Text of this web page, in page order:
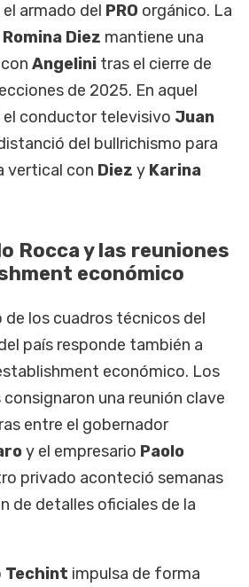
armado del PRO orgánico. La
Romina Diez mantiene una
Angelini tras el cierre de
de 2025. En aquel
conductor televisivo Juan
del bullrichismo para
vertical con Diez y Karina
Rocca y las reuniones
económico
de los cuadros técnicos del
país responde también a
económico. Los
una reunión clave
entre el gobernador
y el empresario Paolo
privado aconteció semanas
de detalles oficiales de la
Techint impulsa de forma